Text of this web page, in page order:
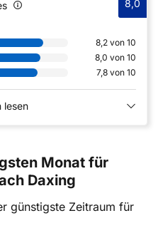
8,0
8,2 von 10
8,0 von 10
7,8 von 10
lesen
Monat für
Daxing
günstigste Zeitraum für